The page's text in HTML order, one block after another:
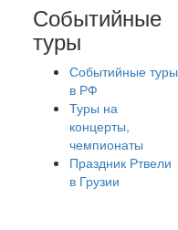
Событийные
туры
Событийные туры
в РФ
Туры на
концерты,
чемпионаты
Праздник Ртвели
в Грузии